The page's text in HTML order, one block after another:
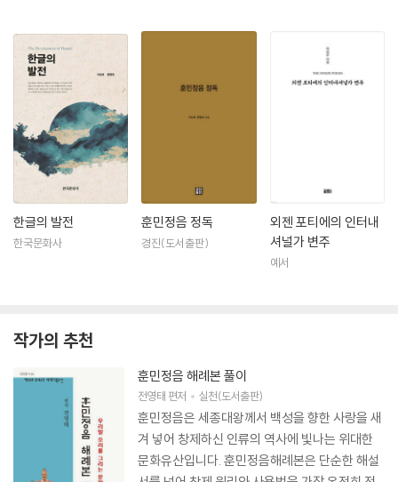
한글의 발전
한국문화사
훈민정음 정독
경진(도서출판)
외젠 포티에의 인터내
셔널가 변주
예서
작가의 추천
훈민정음 해례본 풀이
전영태 편저 실천(도서출판)
훈민정음은 세종대왕께서 백성을 향한 사랑을 새
겨 넣어 창제하신 인류의 역사에 빛나는 위대한
문화유산입니다. 훈민정음해례본은 단순한 해설